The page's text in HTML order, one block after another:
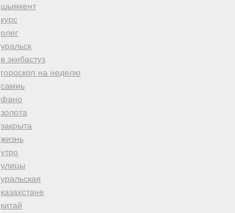
шымкент
курс
олег
уральск
в экибастуз
гороскоп на неделю
самиь
фано
золота
закрыта
жизнь
утро
улицы
уральская
казахстане
китай